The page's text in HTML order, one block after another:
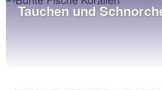
Tauchen und